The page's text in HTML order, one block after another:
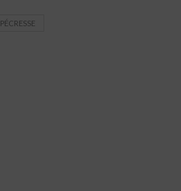
PÉCRESSE